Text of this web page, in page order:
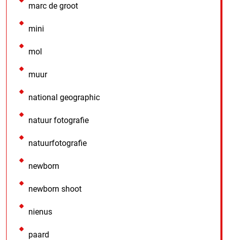
marc de groot
mini
mol
muur
national geographic
natuur fotografie
natuurfotografie
newborn
newborn shoot
nienus
paard